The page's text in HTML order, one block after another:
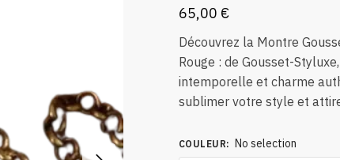
65,00 €
Découvrez la Montre
Rouge : de Gousset-
intemporelle et charme
sublimer votre style et
COULEUR: No selection